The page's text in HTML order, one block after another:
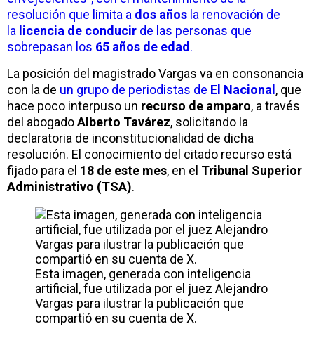
resolución que limita a dos años la renovación de
la licencia de conducir de las personas que
sobrepasan los 65 años de edad.
La posición del magistrado Vargas va en consonancia
con la de un grupo de periodistas de El Nacional , que
hace poco interpuso un recurso de amparo, a través
del abogadoAlberto Tavárez, solicitando la
declaratoria de inconstitucionalidad de dicha
resolución. El conocimiento del citado recurso está
fijado para el 18 de este mes, en el Tribunal Superior
Administrativo (TSA).
Esta imagen, generada con inteligencia
artificial, fue utilizada por el juez Alejandro
Vargas para ilustrar la publicación que
compartió en su cuenta de X.